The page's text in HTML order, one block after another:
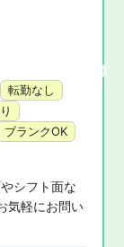
転勤なし
ブランクOK
シフト面な
気軽にお問い